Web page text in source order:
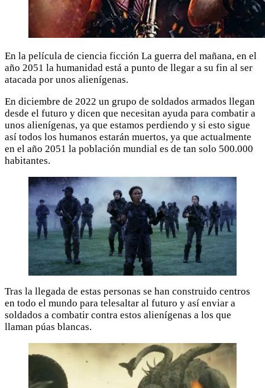
En la película de ciencia ficción La guerra del mañana, en el
año 2051 la humanidad está a punto de llegar a su fin al ser
atacada por unos alienígenas.
En diciembre de 2022 un grupo de soldados armados llegan
desde el futuro y dicen que necesitan ayuda para combatir a
unos alienígenas, ya que estamos perdiendo y si esto sigue
así todos los humanos estarán muertos, ya que actualmente
en el año 2051 la población mundial es de tan solo 500.000
habitantes.
Tras la llegada de estas personas se han construido centros
en todo el mundo para telesaltar al futuro y así enviar a
soldados a combatir contra estos alienígenas a los que
llaman púas blancas.